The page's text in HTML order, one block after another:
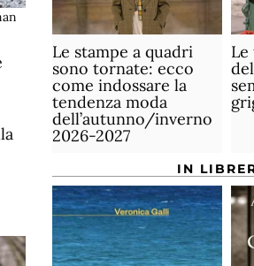
Le stampe a quadri
sono tornate: ecco
come indossare la
tendenza moda
dell’autunno/inverno
2026-2027
IN